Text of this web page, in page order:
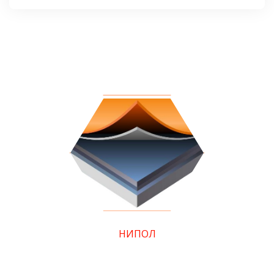
НИПОЛ